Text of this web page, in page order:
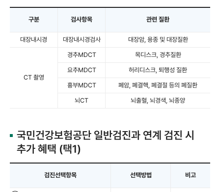
구분 검사항목 관련 질환
대장내시경 대장내시경검사 대장암, 용종 및 대장질환
CT 촬영
경추MDCT 목디스크, 경추질환
요추MDCT 허리디스크, 퇴행성 질환
흉부MDCT 폐암, 폐결핵, 폐결절 등의 폐질환
뇌CT 뇌출혈, 뇌경색, 뇌종양
국민건강보험공단 일반검진과 연계 검진 시
추가 혜택 (택1)
검진선택항목 선택방법 비고